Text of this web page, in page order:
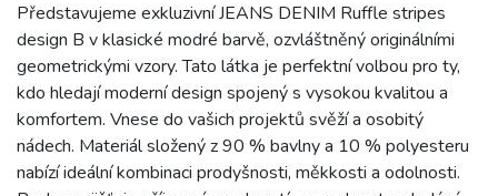
Představujeme exkluzivní JEANS DENIM Ruffle stripes
design B v klasické modré barvě, ozvláštněný originálními
geometrickými vzory. Tato látka je perfektní volbou pro ty,
kdo hledají moderní design spojený s vysokou kvalitou a
komfortem. Vnese do vašich projektů svěží a osobitý
nádech. Materiál složený z 90 % bavlny a 10 % polyesteru
nabízí ideální kombinaci prodyšnosti, měkkosti a odolnosti.